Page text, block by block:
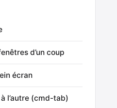
d’un coup
écran
l’autre (cmd-tab)